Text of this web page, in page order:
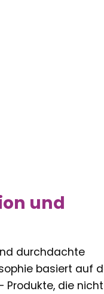
und
durchdachte
basiert auf
Produkte, die